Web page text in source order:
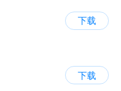
下载
下载